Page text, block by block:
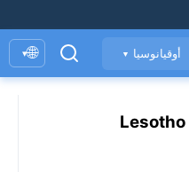
أوقيانوسيا ▼
🌐
▾